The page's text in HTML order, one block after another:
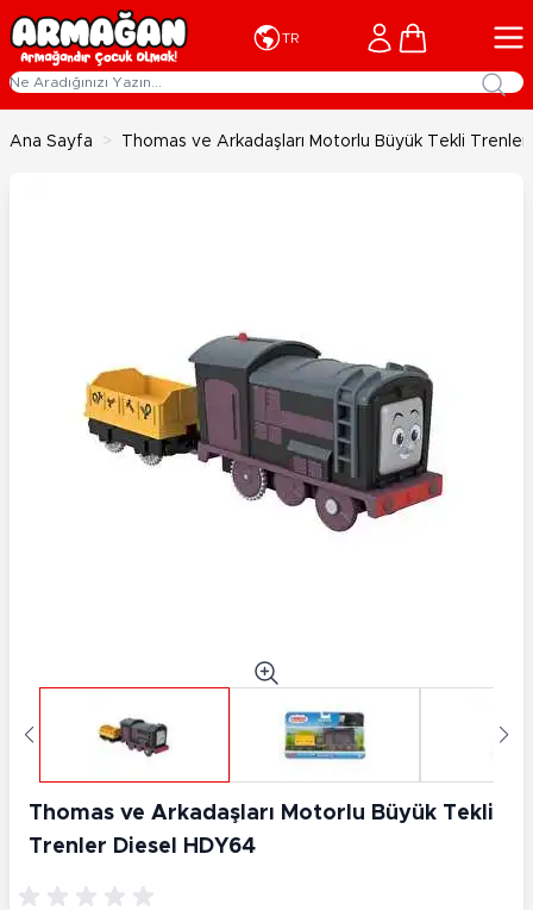
İçeriğe geç
TR Cart
Ana Sayfa > Thomas ve Arkadaşları Motorlu Büyük Tekli Trenler
Thomas ve Arkadaşları Motorlu Büyük Tekli
Trenler Diesel HDY64